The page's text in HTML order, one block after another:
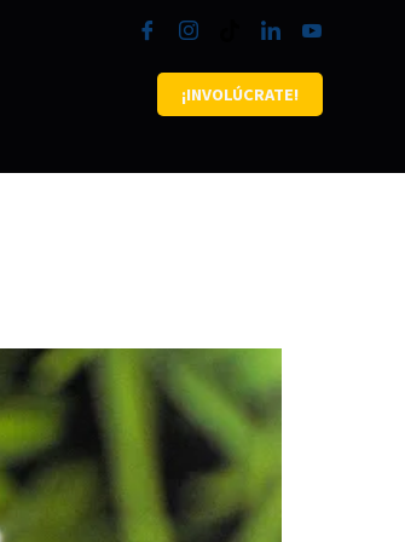
¡INVOLÚCRATE!